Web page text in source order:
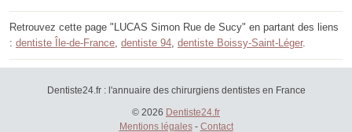
Retrouvez cette page "LUCAS Simon Rue de Sucy" en partant des liens
: dentiste Île-de-France, dentiste 94, dentiste Boissy-Saint-Léger.
Dentiste24.fr : l'annuaire des chirurgiens dentistes en France
© 2026 Dentiste24.fr
Mentions légales- Contact